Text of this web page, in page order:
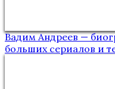
Вадим Андреев —
больших сериалов и